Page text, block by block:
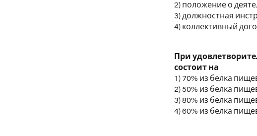
2) положение о
3) должностная
4) коллективный
При
состоит на
1) 70% из белка
2) 50% из белка
3) 80% из белка
4) 60% из белка